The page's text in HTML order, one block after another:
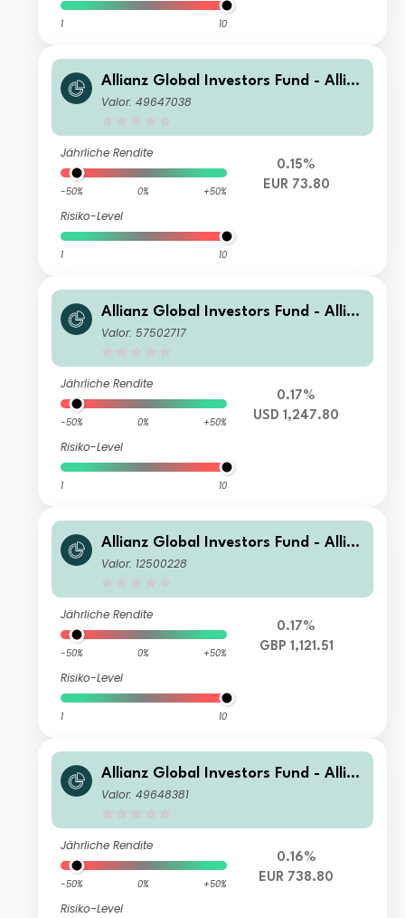
1 10
Allianz Global Investors Fund - Allia
nz Emerging Markets Select Bond A
Valor: 49647038
Jährliche Rendite
-50% 0% +50%
Risiko-Level
1 10
0.15%
EUR 73.80
Allianz Global Investors Fund - Allia
nz Emerging Markets Select Bond IT
Valor: 57502717
Jährliche Rendite
-50% 0% +50%
Risiko-Level
1 10
0.17%
USD 1,247.80
Allianz Global Investors Fund - Allia
nz Emerging Markets Select Bond W
Valor: 12500228
Jährliche Rendite
-50% 0% +50%
Risiko-Level
1 10
0.17%
GBP 1,121.51
Allianz Global Investors Fund - Allia
nz Emerging Markets Select Bond P
Valor: 49648381
Jährliche Rendite
-50% 0% +50%
Risiko-Level
0.16%
EUR 738.80